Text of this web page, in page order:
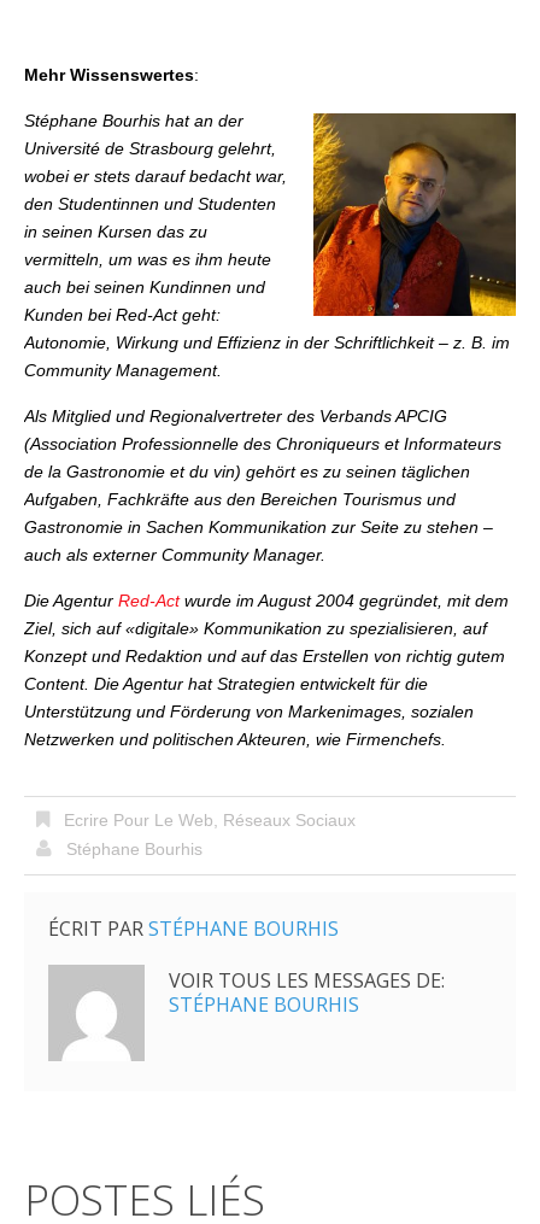
Mehr Wissenswertes:
Stéphane Bourhis hat an der
Université de Strasbourg gelehrt,
wobei er stets darauf bedacht war,
den Studentinnen und Studenten
in seinen Kursen das zu
vermitteln, um was es ihm heute
auch bei seinen Kundinnen und
Kunden bei Red-Act geht:
Autonomie, Wirkung und Effizienz in der Schriftlichkeit – z. B. im
Community Management.
Als Mitglied und Regionalvertreter des Verbands APCIG
(Association Professionnelle des Chroniqueurs et Informateurs
de la Gastronomie et du vin) gehört es zu seinen täglichen
Aufgaben, Fachkräfte aus den Bereichen Tourismus und
Gastronomie in Sachen Kommunikation zur Seite zu stehen –
auch als externer Community Manager.
Die Agentur Red-Actwurde im August 2004 gegründet, mit dem
Ziel, sich auf «digitale» Kommunikation zu spezialisieren, auf
Konzept und Redaktion und auf das Erstellen von richtig gutem
Content. Die Agentur hat Strategien entwickelt für die
Unterstützung und Förderung von Markenimages, sozialen
Netzwerken und politischen Akteuren, wie Firmenchefs.
Ecrire Pour Le Web
Réseaux Sociaux
Stéphane Bourhis
ÉCRIT PARSTÉPHANE BOURHIS
VOIR TOUS LES MESSAGES DE:
STÉPHANE BOURHIS
POSTES LIÉS